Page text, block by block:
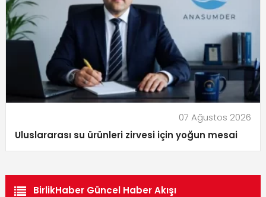
07 Ağustos 2026
Uluslararası su ürünleri zirvesi için yoğun mesai
BirlikHaber Güncel Haber Akışı